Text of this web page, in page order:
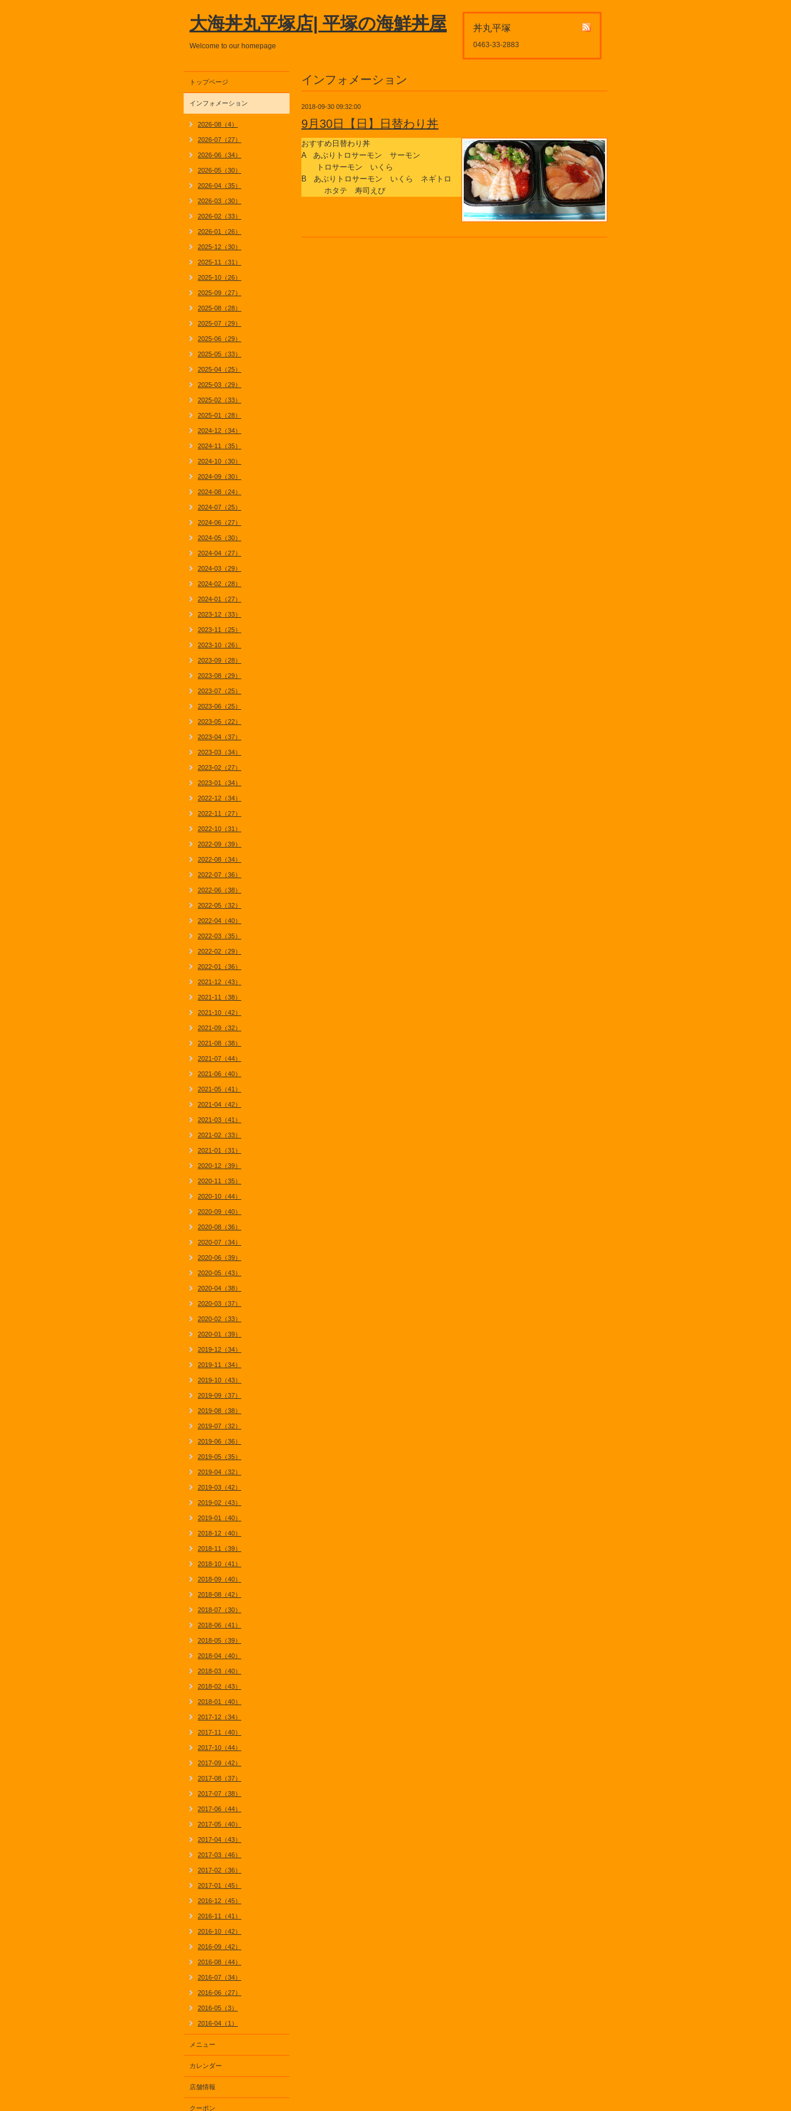
丼丸平塚
0463-33-2883
大海丼丸平塚店| 平塚の海鮮丼屋
Welcome to our homepage
インフォメーション
2018-09-30 09:32:00
9月30日【日】日替わり丼
おすすめ日替わり丼
A あぶりトロサーモン サーモン
トロサーモン いくら
B あぶりトロサーモン いくら ネギトロ
ホタテ 寿司えび
トップページ
インフォメーション
2026-08（4）
2026-07（27）
2026-06（34）
2026-05（30）
2026-04（35）
2026-03（30）
2026-02（33）
2026-01（26）
2025-12（30）
2025-11（31）
2025-10（26）
2025-09（27）
2025-08（28）
2025-07（29）
2025-06（29）
2025-05（33）
2025-04（25）
2025-03（29）
2025-02（33）
2025-01（28）
2024-12（34）
2024-11（35）
2024-10（30）
2024-09（30）
2024-08（24）
2024-07（25）
2024-06（27）
2024-05（30）
2024-04（27）
2024-03（29）
2024-02（28）
2024-01（27）
2023-12（33）
2023-11（25）
2023-10（26）
2023-09（28）
2023-08（29）
2023-07（25）
2023-06（25）
2023-05（22）
2023-04（37）
2023-03（34）
2023-02（27）
2023-01（34）
2022-12（34）
2022-11（27）
2022-10（31）
2022-09（39）
2022-08（34）
2022-07（36）
2022-06（38）
2022-05（32）
2022-04（40）
2022-03（35）
2022-02（29）
2022-01（36）
2021-12（43）
2021-11（38）
2021-10（42）
2021-09（32）
2021-08（38）
2021-07（44）
2021-06（40）
2021-05（41）
2021-04（42）
2021-03（41）
2021-02（33）
2021-01（31）
2020-12（39）
2020-11（35）
2020-10（44）
2020-09（40）
2020-08（36）
2020-07（34）
2020-06（39）
2020-05（43）
2020-04（38）
2020-03（37）
2020-02（33）
2020-01（39）
2019-12（34）
2019-11（34）
2019-10（43）
2019-09（37）
2019-08（38）
2019-07（32）
2019-06（36）
2019-05（35）
2019-04（32）
2019-03（42）
2019-02（43）
2019-01（40）
2018-12（40）
2018-11（39）
2018-10（41）
2018-09（40）
2018-08（42）
2018-07（30）
2018-06（41）
2018-05（39）
2018-04（40）
2018-03（40）
2018-02（43）
2018-01（40）
2017-12（34）
2017-11（40）
2017-10（44）
2017-09（42）
2017-08（37）
2017-07（38）
2017-06（44）
2017-05（40）
2017-04（43）
2017-03（46）
2017-02（36）
2017-01（45）
2016-12（45）
2016-11（41）
2016-10（42）
2016-09（42）
2016-08（44）
2016-07（34）
2016-06（27）
2016-05（3）
2016-04（1）
メニュー
カレンダー
店舗情報
クーポン